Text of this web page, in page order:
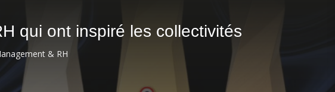
qui ont inspiré les collectivités
& RH